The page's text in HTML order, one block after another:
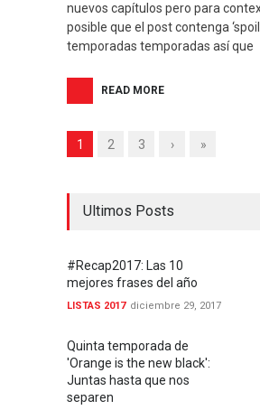
nuevos capítulos pero para
posible que el post contenga
temporadas temporadas así que
READ MORE
1 2 3 › »
Ultimos Posts
#Recap2017: Las 10
mejores frases del año
LISTAS 2017 diciembre 29, 2017
Quinta temporada de
'Orange is the new black':
Juntas hasta que nos
separen